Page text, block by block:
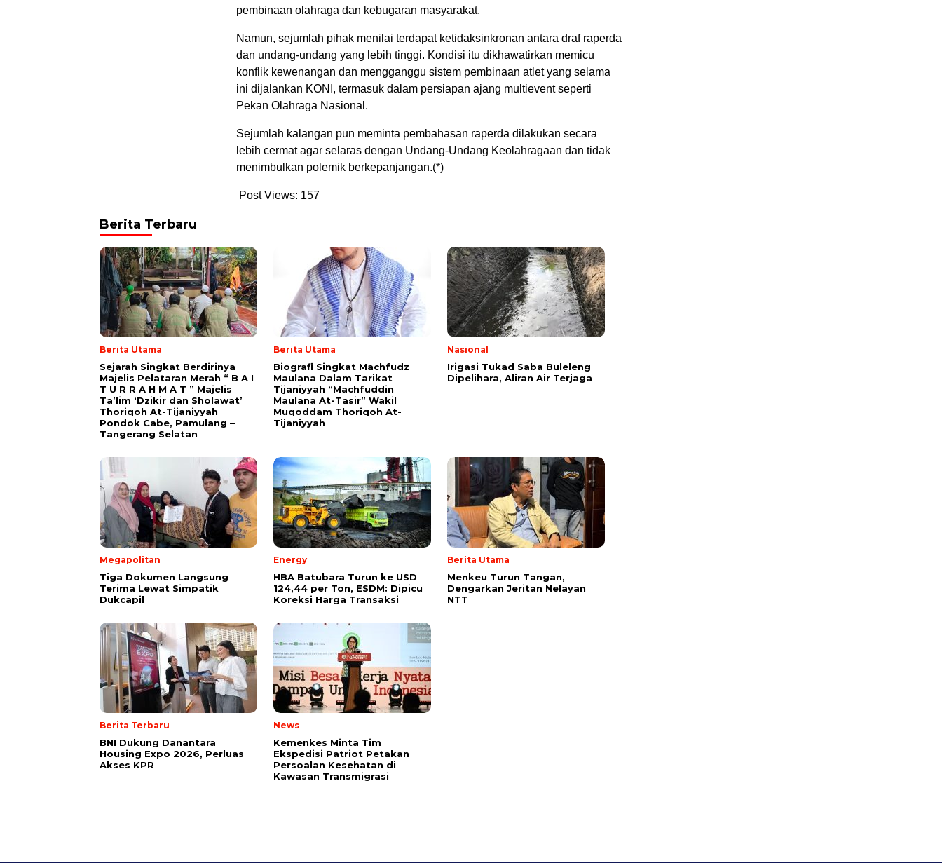
pembinaan olahraga dan kebugaran masyarakat.
Namun, sejumlah pihak menilai terdapat ketidaksinkronan antara draf raperda
dan undang-undang yang lebih tinggi. Kondisi itu dikhawatirkan memicu
konflik kewenangan dan mengganggu sistem pembinaan atlet yang selama
ini dijalankan KONI, termasuk dalam persiapan ajang multievent seperti
Pekan Olahraga Nasional.
Sejumlah kalangan pun meminta pembahasan raperda dilakukan secara
lebih cermat agar selaras dengan Undang-Undang Keolahragaan dan tidak
menimbulkan polemik berkepanjangan.(*)
Post Views: 157
Berita Terbaru
Berita Utama
Sejarah Singkat Berdirinya
Majelis Pelataran Merah “ B A I
T U R R A H M A T ” Majelis
Ta’lim ‘Dzikir dan Sholawat’
Thoriqoh At-Tijaniyyah
Pondok Cabe, Pamulang –
Tangerang Selatan
Berita Utama
Biografi Singkat Machfudz
Maulana Dalam Tarikat
Tijaniyyah “Machfuddin
Maulana At-Tasir” Wakil
Muqoddam Thoriqoh At-
Tijaniyyah
Nasional
Irigasi Tukad Saba Buleleng
Dipelihara, Aliran Air Terjaga
Megapolitan
Tiga Dokumen Langsung
Terima Lewat Simpatik
Dukcapil
Energy
HBA Batubara Turun ke USD
124,44 per Ton, ESDM: Dipicu
Koreksi Harga Transaksi
Berita Utama
Menkeu Turun Tangan,
Dengarkan Jeritan Nelayan
NTT
Berita Terbaru
BNI Dukung Danantara
Housing Expo 2026, Perluas
Akses KPR
News
Kemenkes Minta Tim
Ekspedisi Patriot Petakan
Persoalan Kesehatan di
Kawasan Transmigrasi